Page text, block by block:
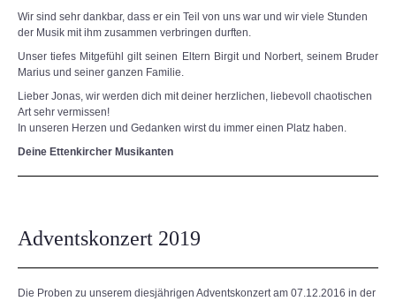
Wir sind sehr dankbar, dass er ein Teil von uns war und wir viele Stunden
der Musik mit ihm zusammen verbringen durften.
Unser tiefes Mitgefühl gilt seinen Eltern Birgit und Norbert, seinem Bruder
Marius und seiner ganzen Familie.
Lieber Jonas, wir werden dich mit deiner herzlichen, liebevoll chaotischen
Art sehr vermissen!
In unseren Herzen und Gedanken wirst du immer einen Platz haben.
Deine Ettenkircher Musikanten
Adventskonzert 2019
Die Proben zu unserem diesjährigen Adventskonzert am 07.12.2016 in der